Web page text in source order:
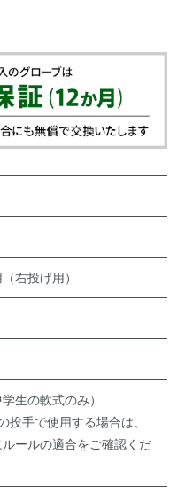
右投げ用）
生の軟式のみ）
投手で使用する場合は、
ールの適合をご確認くだ